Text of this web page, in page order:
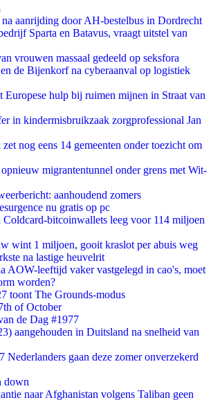
aanrijding door AH-bestelbus in Dordrecht
Sparta en Batavus, vraagt uitstel van
vrouwen massaal gedeeld op seksfora
de Bijenkorf na cyberaanval op logistiek
Europese hulp bij ruimen mijnen in Straat van
in kindermisbruikzaak zorgprofessional Jan
nog eens 14 gemeenten onder toezicht om
migrantentunnel onder grens met Wit-
aanhoudend zomers
nu gratis op pc
Coldcard-bitcoinwallets leeg voor 114 miljoen
wint 1 miljoen, gooit kraslot per abuis weg
na lastige heuvelrit
AOW-leeftijd vaker vastgelegd in cao's, moet
worden?
toont The Grounds-modus
of October
de Dag #1977
aangehouden in Duitsland na snelheid van
Nederlanders gaan deze zomer onverzekerd
down
naar Afghanistan volgens Taliban geen